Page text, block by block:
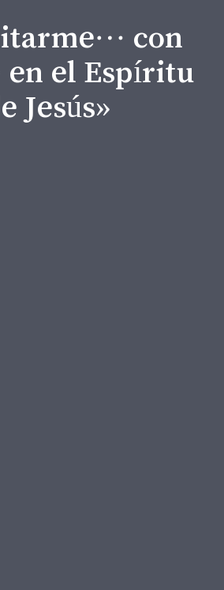
con
el Espíritu
Jesús»